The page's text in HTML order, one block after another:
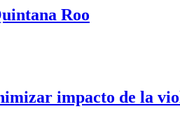
Roo
impacto de la